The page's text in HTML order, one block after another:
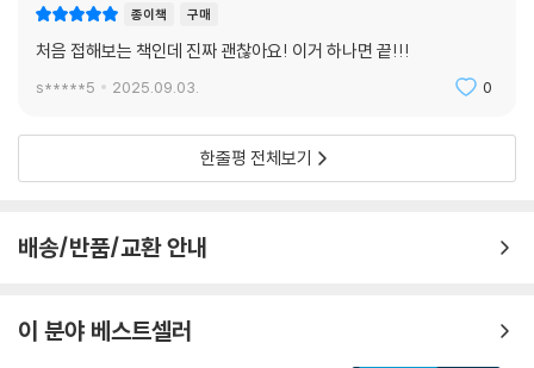
종이책 구매
처음 접해보는 책인데 진짜 괜찮아요! 이거 하나면 끝!!!
s*****5 2025.09.03. 0
한줄평 전체보기
배송/반품/교환 안내
이 분야 베스트셀러